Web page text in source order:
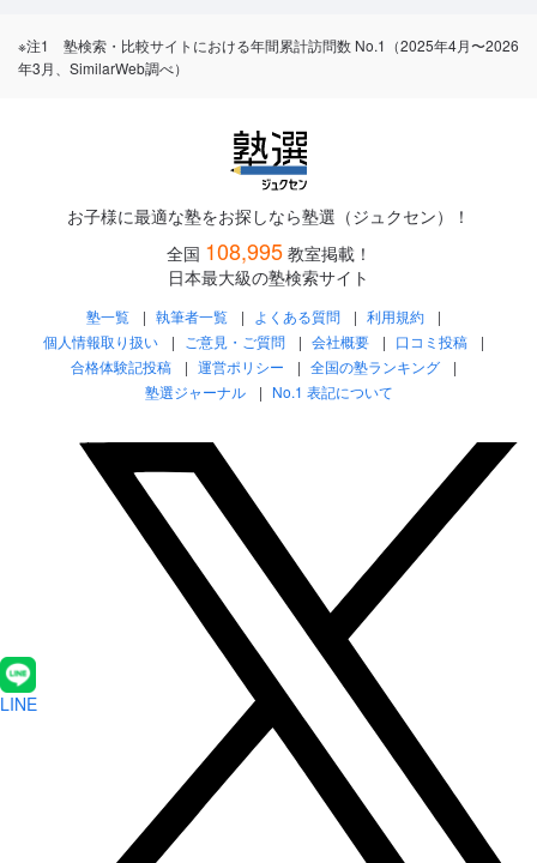
※注1 塾検索・比較サイトにおける年間累計訪問数 No.1（2025年4月〜2026
年3月、SimilarWeb調べ）
お子様に最適な塾をお探しなら塾選（ジュクセン）！
全国 108,995 教室掲載！
日本最大級の塾検索サイト
塾一覧 執筆者一覧 よくある質問
利用規約
個人情報取り扱い
ご意見・ご質問 会社概要
口コミ投稿
合格体験記投稿
運営ポリシー
全国の塾ランキング
塾選ジャーナル
No.1 表記について
LINE